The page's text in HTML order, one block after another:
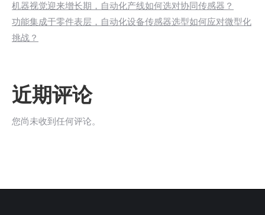
机器视觉迎来增长期，自动化产线如何选对协同传感器？
功能集成于零件表层，自动化设备传感器选型如何应对微型化
挑战？
近期评论
您尚未收到任何评论。